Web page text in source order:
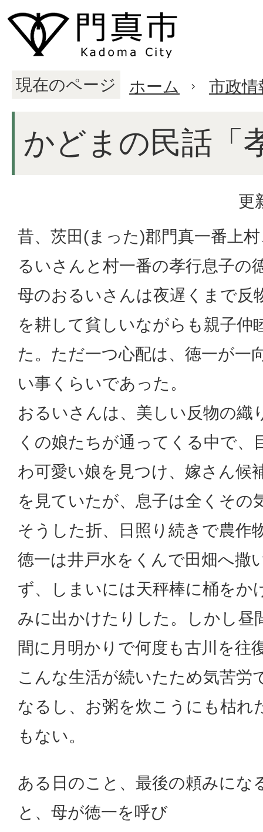
現在のページ ホーム 市政情
かどまの民話「
更
昔、茨田(まった)郡門真一番上
るいさんと村一番の孝行息子の
母のおるいさんは夜遅くまで反
を耕して貧しいながらも親子仲
た。ただ一つ心配は、徳一が一
い事くらいであった。
おるいさんは、美しい反物の織
くの娘たちが通ってくる中で、
わ可愛い娘を見つけ、嫁さん候
を見ていたが、息子は全くその
そうした折、日照り続きで農作
徳一は井戸水をくんで田畑へ撒
ず、しまいには天秤棒に桶をか
みに出かけたりした。しかし昼
間に月明かりで何度も古川を往
こんな生活が続いたため気苦労
なるし、お粥を炊こうにも枯れ
もない。
ある日のこと、最後の頼みにな
と、母が徳一を呼び